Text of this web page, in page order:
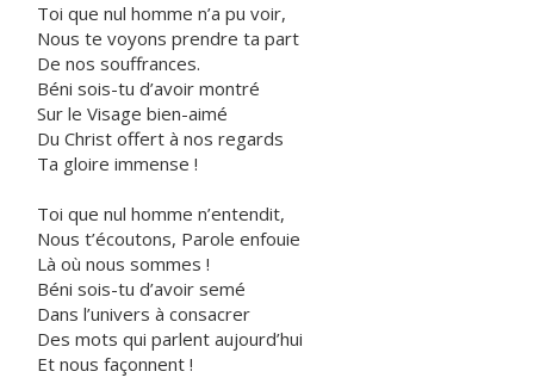
Toi que nul homme n’a pu voir,
Nous te voyons prendre ta part
De nos souffrances.
Béni sois-tu d’avoir montré
Sur le Visage bien-aimé
Du Christ offert à nos regards
Ta gloire immense !
Toi que nul homme n’entendit,
Nous t’écoutons, Parole enfouie
Là où nous sommes !
Béni sois-tu d’avoir semé
Dans l’univers à consacrer
Des mots qui parlent aujourd’hui
Et nous façonnent !